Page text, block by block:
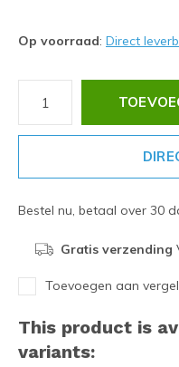
Op voorraad: Direct
Bestel nu, betaal over 30
Gratis verzending
Toevoegen aan
This product is
variants: